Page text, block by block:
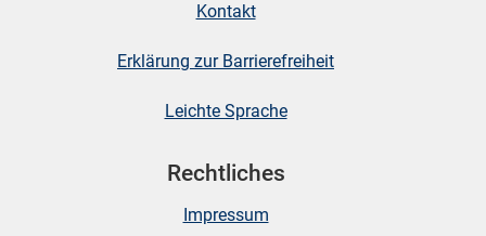
Kontakt
Erklärung zur Barrierefreiheit
Leichte Sprache
Rechtliches
Impressum